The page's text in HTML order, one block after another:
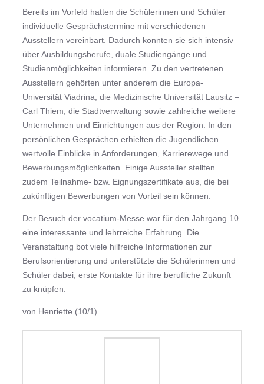
Bereits im Vorfeld hatten die Schülerinnen und Schüler
individuelle Gesprächstermine mit verschiedenen
Ausstellern vereinbart. Dadurch konnten sie sich intensiv
über Ausbildungsberufe, duale Studiengänge und
Studienmöglichkeiten informieren. Zu den vertretenen
Ausstellern gehörten unter anderem die Europa-
Universität Viadrina, die Medizinische Universität Lausitz –
Carl Thiem, die Stadtverwaltung sowie zahlreiche weitere
Unternehmen und Einrichtungen aus der Region. In den
persönlichen Gesprächen erhielten die Jugendlichen
wertvolle Einblicke in Anforderungen, Karrierewege und
Bewerbungsmöglichkeiten. Einige Aussteller stellten
zudem Teilnahme- bzw. Eignungszertifikate aus, die bei
zukünftigen Bewerbungen von Vorteil sein können.
Der Besuch der vocatium-Messe war für den Jahrgang 10
eine interessante und lehrreiche Erfahrung. Die
Veranstaltung bot viele hilfreiche Informationen zur
Berufsorientierung und unterstützte die Schülerinnen und
Schüler dabei, erste Kontakte für ihre berufliche Zukunft
zu knüpfen.
von Henriette (10/1)